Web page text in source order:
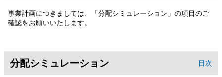
事業計画につきましては、「分配シミュレーション」の項目のご
確認をお願いいたします。
分配シミュレーション 目次